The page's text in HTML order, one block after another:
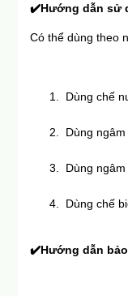
✔️Hướng dẫn sử
Có thể dùng theo
Dùng chế
Dùng
Dùng
Dùng chế
✔️Hướng dẫn